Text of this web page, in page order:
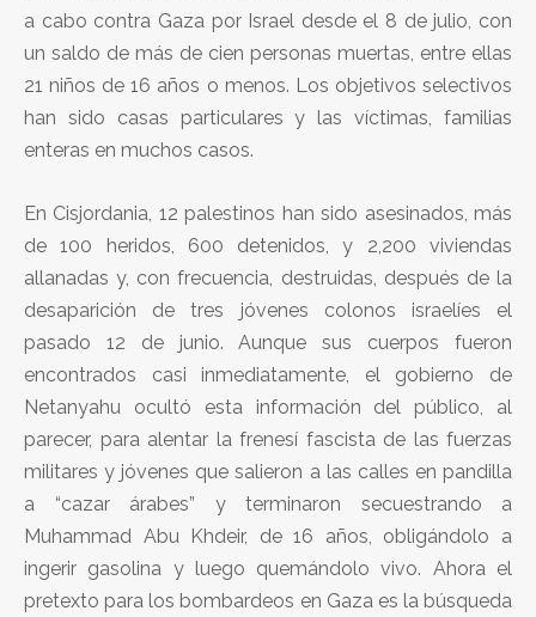
a cabo contra Gaza por Israel desde el 8 de julio, con
un saldo de más de cien personas muertas, entre ellas
21 niños de 16 años o menos. Los objetivos selectivos
han sido casas particulares y las víctimas, familias
enteras en muchos casos.
En Cisjordania, 12 palestinos han sido asesinados, más
de 100 heridos, 600 detenidos, y 2,200 viviendas
allanadas y, con frecuencia, destruidas, después de la
desaparición de tres jóvenes colonos israelíes el
pasado 12 de junio. Aunque sus cuerpos fueron
encontrados casi inmediatamente, el gobierno de
Netanyahu ocultó esta información del público, al
parecer, para alentar la frenesí fascista de las fuerzas
militares y jóvenes que salieron a las calles en pandilla
a “cazar árabes” y terminaron secuestrando a
Muhammad Abu Khdeir, de 16 años, obligándolo a
ingerir gasolina y luego quemándolo vivo. Ahora el
pretexto para los bombardeos en Gaza es la búsqueda